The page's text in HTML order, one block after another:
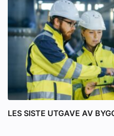
LES SISTE UTGAVE AV